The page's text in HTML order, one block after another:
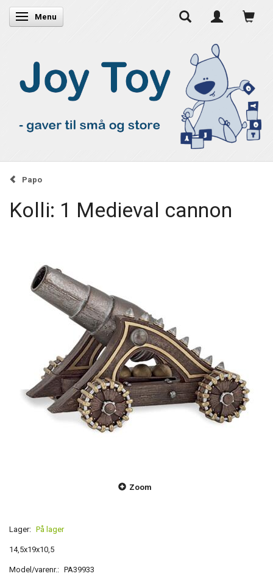
Skifte navigation
Menu
Papo
Kolli: 1 Medieval cannon
Zoom
Lager: På lager
14,5x19x10,5
Model/varenr.: PA39933